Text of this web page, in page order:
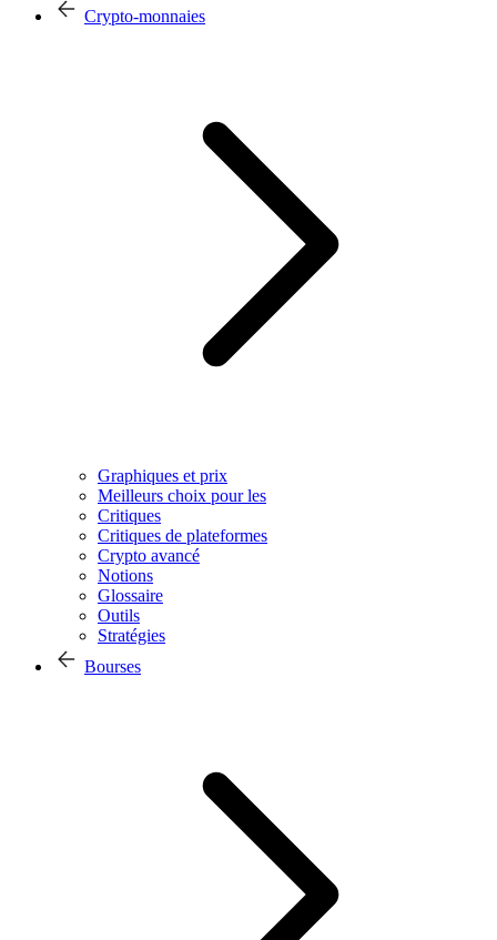
Crypto-monnaies
Graphiques et prix
Meilleurs choix pour les
Critiques
Critiques de plateformes
Crypto avancé
Notions
Glossaire
Outils
Stratégies
Bourses